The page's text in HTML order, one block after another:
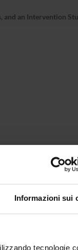
Informazioni sui
tecnologie
and an Intervention